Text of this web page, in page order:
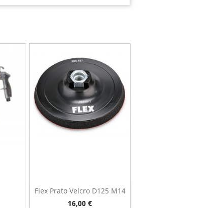
Flex Prato Velcro D125 M14
Preço
16,00 €
Vista rápida